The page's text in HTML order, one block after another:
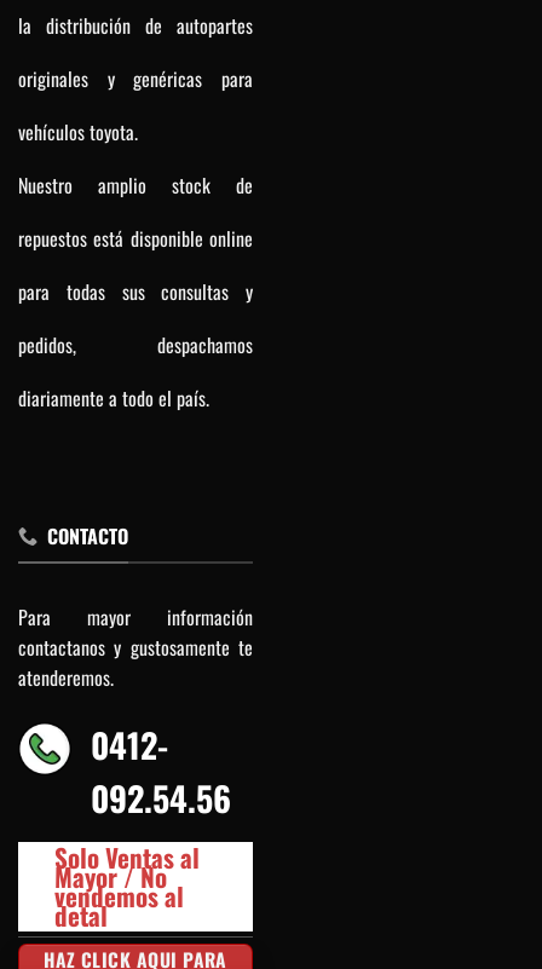
la distribución de autopartes
originales y genéricas para
vehículos toyota.
Nuestro amplio stock de
repuestos está disponible online
para todas sus consultas y
pedidos, despachamos
diariamente a todo el país.
CONTACTO
Para mayor información
contactanos y gustosamente te
atenderemos.
0412-
092.54.56
Solo Ventas al
Mayor / No
vendemos al
detal
HAZ CLICK AQUI PARA